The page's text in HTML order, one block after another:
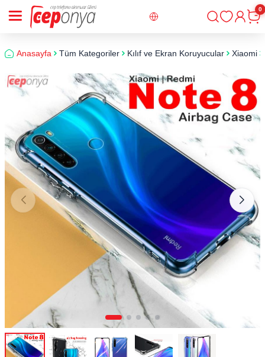
Giriş
0
Anasayfa Tüm Kategoriler Kılıf ve Ekran Koruyucular Xiaomi